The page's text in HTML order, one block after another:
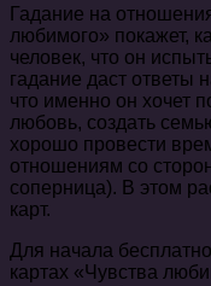
Гадание на
любимого» покажет,
человек, что он
гадание даст ответы
что именно он хочет
любовь, создать
хорошо провести
отношениям со
соперница). В этом
карт.
Для начала
картах «Чувства